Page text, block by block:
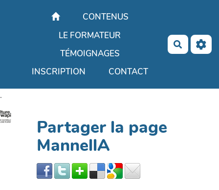
Aller au contenu principalCONTENUS
LE FORMATEUR
TÉMOIGNAGES
INSCRIPTION
CONTACT
.
Partager la page
MannellA